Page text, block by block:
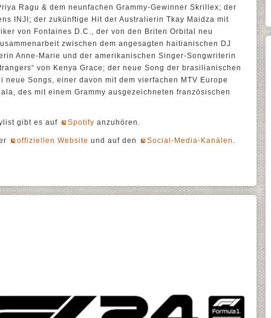
Ragu & dem neunfachen Grammy-Gewinner Skrillex; der
INJI; der zukünftige Hit der Australierin Tkay Maidza mit
von Fontaines D.C., der von den Briten Orbital neu
zwischen dem angesagten haitianischen DJ
Anne-Marie und der amerikanischen Singer-Songwriterin
von Kenya Grace; der neue Song der brasilianischen
neue Songs, einer davon mit dem vierfachen MTV Europe
des mit einem Grammy ausgezeichneten französischen
gibt es auf Spotify anzuhören.
offiziellen Website und auf den Social-Media-Kanälen .